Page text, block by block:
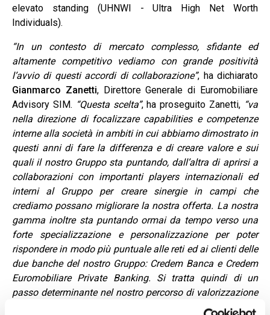
elevato standing (UHNWI - Ultra High Net Worth
Individuals).
“In un contesto di mercato complesso, sfidante ed
altamente competitivo vediamo con grande positività
l’avvio di questi accordi di collaborazione”, ha dichiarato
Gianmarco Zanetti, Direttore Generale di Euromobiliare
Advisory SIM. “Questa scelta”, ha proseguito Zanetti, “va
nella direzione di focalizzare capabilities e competenze
interne alla società in ambiti in cui abbiamo dimostrato in
questi anni di fare la differenza e di creare valore e sui
quali il nostro Gruppo sta puntando, dall’altra di aprirsi a
collaborazioni con importanti players internazionali ed
interni al Gruppo per creare sinergie in campi che
crediamo possano migliorare la nostra offerta. La nostra
gamma inoltre sta puntando ormai da tempo verso una
forte specializzazione e personalizzazione per poter
rispondere in modo più puntuale alle reti ed ai clienti delle
due banche del nostro Gruppo: Credem Banca e Credem
Euromobiliare Private Banking. Si tratta quindi di un
passo determinante nel nostro percorso di valorizzazione
del servizio di gestione patrimoniale per la clientela con